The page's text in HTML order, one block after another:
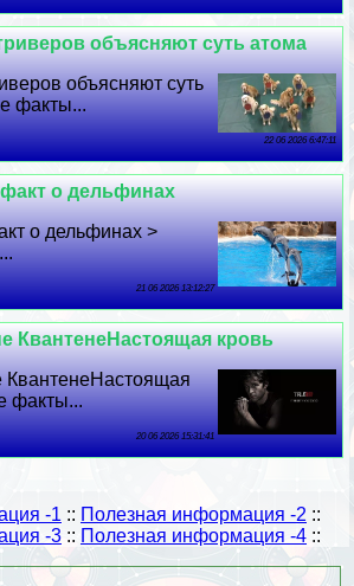
объясняют суть атома
объясняют суть
факты...
22 06 2026 6:47:11
о дельфинах
о дельфинах >
21 06 2026 13:12:27
КвантенеНастоящая кровь
КвантенеНастоящая
факты...
20 06 2026 15:31:41
-1 :: Полезная информация -2 ::
-3 :: Полезная информация -4 ::